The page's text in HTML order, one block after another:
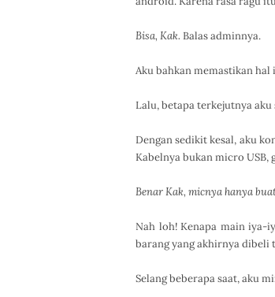
Bisa, Kak. Balas adminnya.
Aku bahkan memastikan
Lalu, betapa terkejutnya
Dengan sedikit kesal, aku
Kabelnya bukan micro USB,
Benar Kak, micnya hanya
Nah loh! Kenapa main iya-
barang yang akhirnya dibeli
Selang beberapa saat, aku